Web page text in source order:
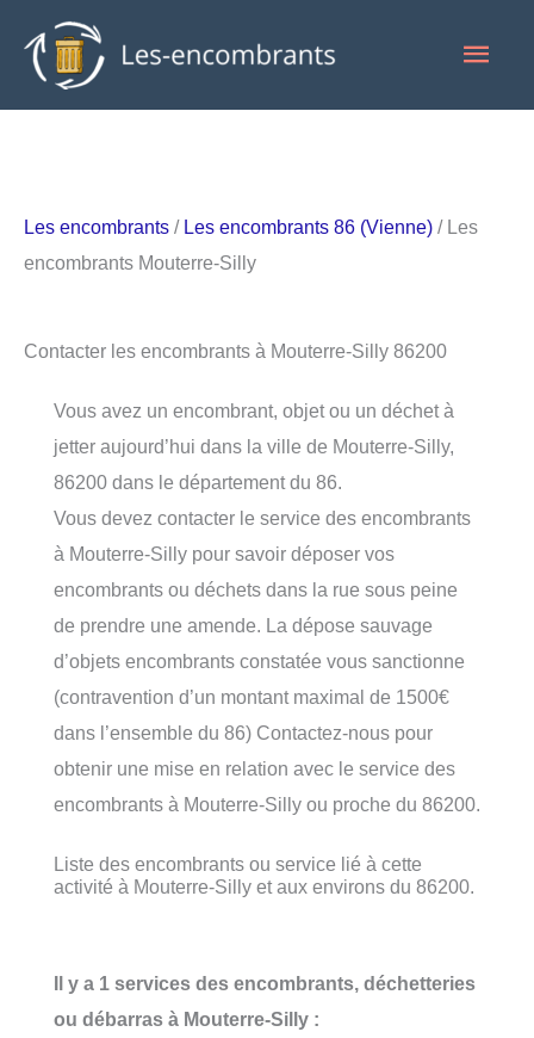
contenu
Les encombrants / Les encombrants 86 (Vienne) / Les
encombrants Mouterre-Silly
Contacter les encombrants à Mouterre-Silly 86200
Vous avez un encombrant, objet ou un déchet à
jetter aujourd’hui dans la ville de Mouterre-Silly,
86200 dans le département du 86.
Vous devez contacter le service des encombrants
à Mouterre-Silly pour savoir déposer vos
encombrants ou déchets dans la rue sous peine
de prendre une amende. La dépose sauvage
d’objets encombrants constatée vous sanctionne
(contravention d’un montant maximal de 1500€
dans l’ensemble du 86) Contactez-nous pour
obtenir une mise en relation avec le service des
encombrants à Mouterre-Silly ou proche du 86200.
Liste des encombrants ou service lié à cette
activité à Mouterre-Silly et aux environs du 86200.
Il y a 1 services des encombrants, déchetteries
ou débarras à Mouterre-Silly :